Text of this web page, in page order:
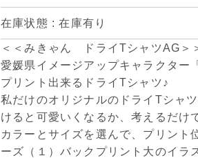
在庫状態 : 在庫有り
＜＜みきゃん ドライTシャツAG＞
愛媛県イメージアップキャラクター
プリント出来るドライTシャツ♪
私だけのオリジナルのドライTシャ
けると可愛いくなるか、考えるだけ
カラーとサイズを選んで、プリント
ーズ（１）バックプリント大のイラ